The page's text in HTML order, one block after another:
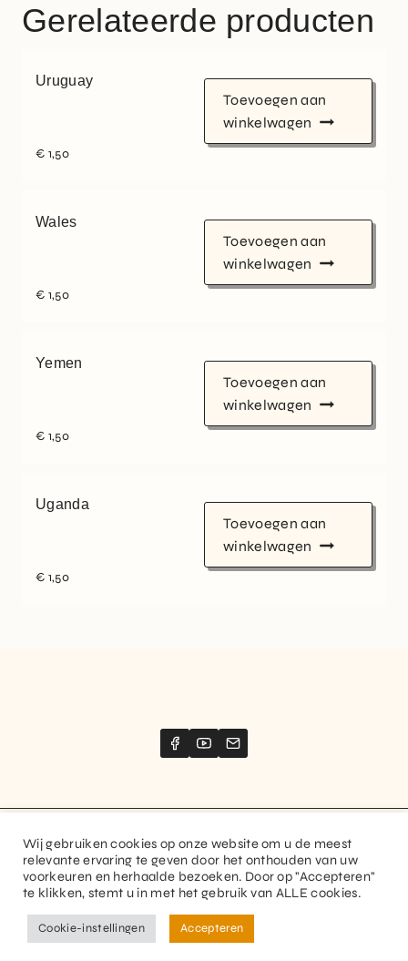
Gerelateerde producten
Uruguay
€ 1,50
Toevoegen aan
winkelwagen
Wales
€ 1,50
Toevoegen aan
winkelwagen
Yemen
€ 1,50
Toevoegen aan
winkelwagen
Uganda
€ 1,50
Toevoegen aan
winkelwagen
Website created byStimize
© 2026 Guitaranthem. All rights reserved.
Privacy Policy Terms and Conditions
Wij gebruiken cookies op onze website om u de meest
relevante ervaring te geven door het onthouden van uw
voorkeuren en herhaalde bezoeken. Door op "Accepteren"
te klikken, stemt u in met het gebruik van ALLE cookies.
Cookie-instellingen Accepteren